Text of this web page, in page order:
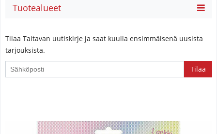
Tuotealueet
Tilaa Taitavan uutiskirje ja saat kuulla ensimmäisenä uusista
tarjouksista.